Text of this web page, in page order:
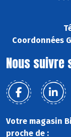
Coordonnées
Nous suivre
Votre magasin
proche de :